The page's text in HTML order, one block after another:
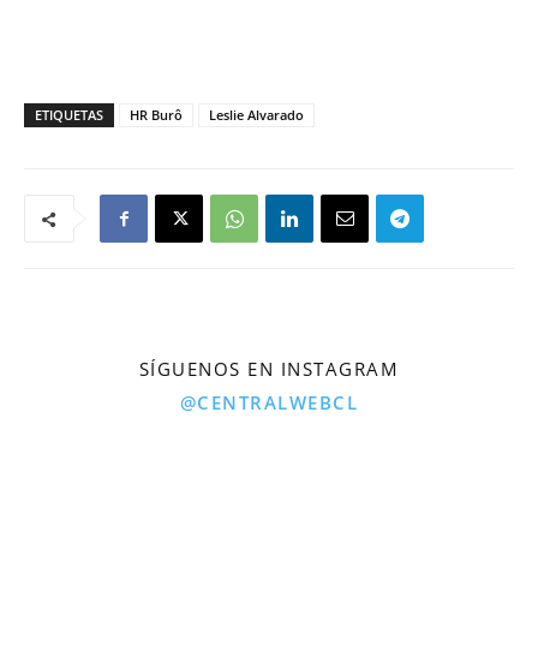
ETIQUETAS HR Burô Leslie Alvarado
SÍGUENOS EN INSTAGRAM
@CENTRALWEBCL